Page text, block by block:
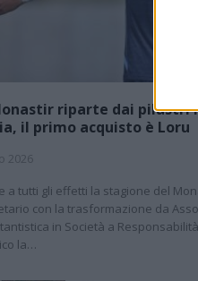
riparte dai pilastri
il primo acquisto è Loru
2026
a tutti gli effetti la stagione del
con la trasformazione da
in Società a
la…